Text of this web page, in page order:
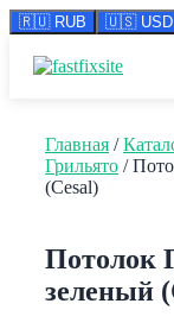
🇷🇺 RUB 🇺🇸 USD
Главная /
Грильято /
(Cesal)
Потолок
зеленый